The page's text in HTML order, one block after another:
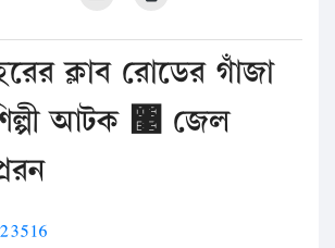
ক্লাব রোডের গাঁজা
আটক ঳ জেল